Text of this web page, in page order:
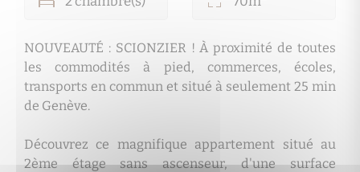
NOUVEAUTÉ : SCIONZIER ! À proximité de toutes
les commodités à pied, commerces, écoles,
transports en commun et situé à seulement 25 min
de Genève.
Découvrez ce magnifique appartement situé au
2ème étage sans ascenseur, d'une surface